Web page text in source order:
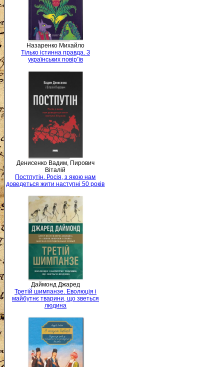
Назаренко Михайло
Тілько істинна правда. З
українських повір’їв
Денисенко Вадим, Пирович
Віталій
Постпутін. Росія, з якою нам
доведеться жити наступні 50 років
Даймонд Джаред
Третій шимпанзе. Еволюція і
майбутнє тварини, що зветься
людина